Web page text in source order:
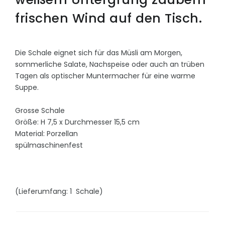
frischen Wind auf den Tisch.
Die Schale eignet sich für das Müsli am Morgen,
sommerliche Salate, Nachspeise oder auch an trüben
Tagen als optischer Muntermacher für eine warme
Suppe.
Grosse Schale
Größe: H 7,5 x Durchmesser 15,5 cm
Material: Porzellan
spülmaschinenfest
(Lieferumfang: 1 Schale)